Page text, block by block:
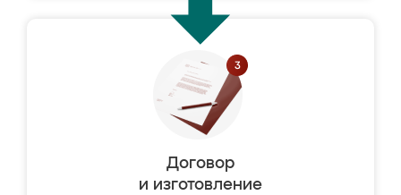
Договор
и изготовление